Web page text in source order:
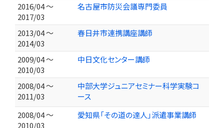
2016/04 ～
2017/03
名古屋市防災会議専門委員
2013/04 ～
2014/03
春日井市連携講座講師
2009/04 ～
2010/03
中日文化センター講師
2008/04 ～
2011/03
中部大学ジュニアセミナー科学実験コ
ース
2008/04 ～
2010/03
愛知県「その道の達人」派遣事業講師